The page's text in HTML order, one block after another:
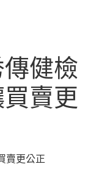
健檢
賣更
賣更公正